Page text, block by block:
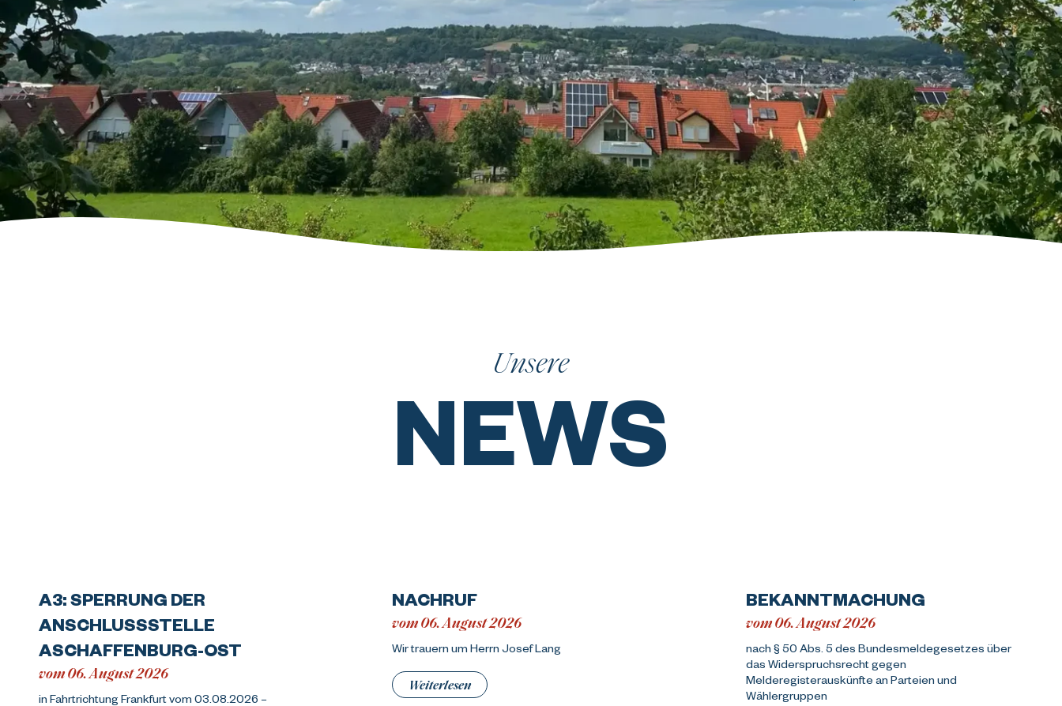
Unsere
NEWS
A3: SPERRUNG DER
ANSCHLUSSSTELLE
ASCHAFFENBURG-OST
vom 06. August 2026
in Fahrtrichtung Frankfurt vom 03.08.2026 –
NACHRUF
vom 06. August 2026
Wir trauern um Herrn Josef Lang
Weiterlesen
BEKANNTMACHUNG
vom 06. August 2026
nach § 50 Abs. 5 des Bundesmeldegesetzes über
das Widerspruchsrecht gegen
Melderegisterauskünfte an Parteien und
Wählergruppen